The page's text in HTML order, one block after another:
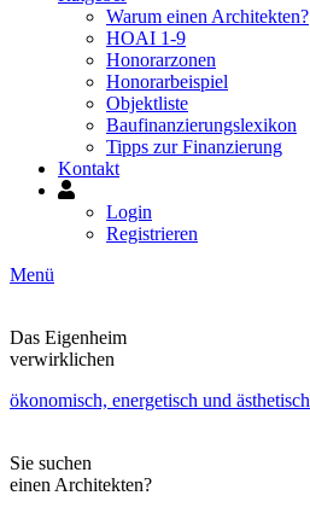
Warum einen Architekten?
HOAI 1-9
Honorarzonen
Honorarbeispiel
Objektliste
Baufinanzierungslexikon
Tipps zur Finanzierung
Kontakt
Mein
KontoLogin
Registrieren
Menü
Das Eigenheim
verwirklichen
ökonomisch, energetisch und ästhetisch
Sie suchen
einen Architekten?